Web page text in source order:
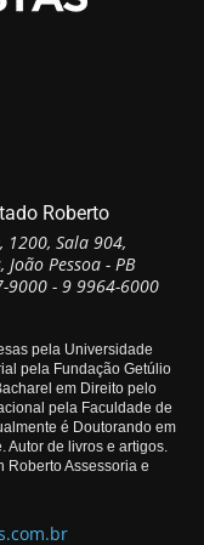
Roberto
1200, Sala 904,
Pessoa - PB
9000 - 9 9964-6000
pela Universidade
pela Fundação Getúlio
em Direito pelo
pela Faculdade de
é Doutorando em
Autor de livros e artigos.
Roberto Assessoria e